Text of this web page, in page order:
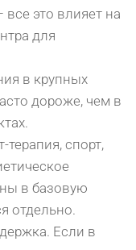
это влияет на
для
в крупных
дороже, чем в
спорт,
в базовую
отдельно.
Если в